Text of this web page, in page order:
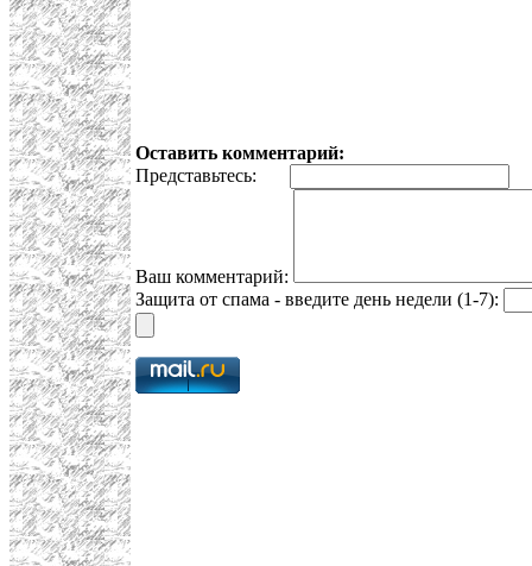
Оставить комментарий:
Представьтесь:
Ваш комментарий:
Защита от спама - введите день недели (1-7):